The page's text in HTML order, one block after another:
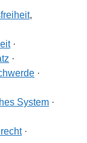
,
·
·
·
System ·
·